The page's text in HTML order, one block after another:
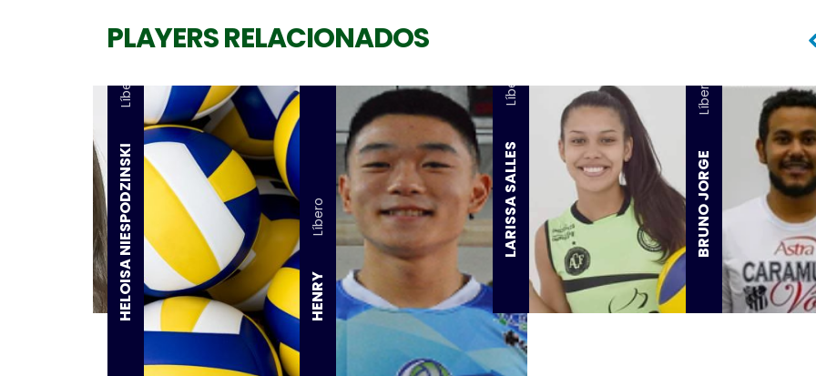
PLAYERS RELACIONADOS
HELOISA NIESPODZINSKI
Líbero
HENRY
Líbero LARISSA SALLES
Líbero
BRUNO JORGE
Líbero